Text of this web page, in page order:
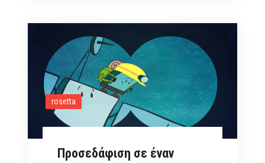
ότι
θα
ξυπνήσει
το
ρομπότ
Philae
στον
rosetta
Προσεδάφιση σε έναν